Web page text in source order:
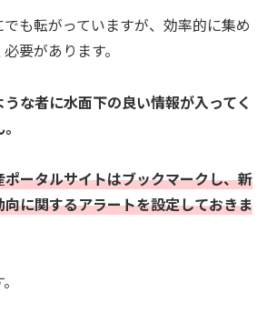
も転がっていますが、効率的に集め
要があります。
な者に水面下の良い情報が入ってく
ータルサイトはブックマークし、新
に関するアラートを設定しておきま